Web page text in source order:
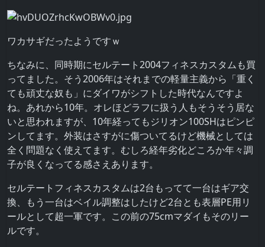
ワカサギだったようですｗ
ちなみに、同時期にセルテート2004フィネスカスタムも買
ってました。そう2006年はそれまでの軽量主義から「重く
ても頑丈な奴も」にダイワがシフトした時代なんですよ
ね。あれから10年。オレほどラフに扱う人もそうそう居な
いと思われますが、10年経ってもジリオン100SHはピンピ
ンしてます。外装はさすがに傷ついてるけど機械としては
全く問題なく使えてます。むしろ経年劣化どころか年々調
子が良くなってる感さえあります。
セルテートフィネスカスタムは2台もってて一台はギア交
換、もう一台はベイル調整はしたけど2台とも表層PE用リ
ールとして超一軍です。この前の75cmマダイもそのリー
ルです。